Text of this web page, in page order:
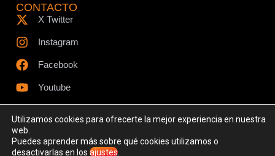
CONTACTO
X Twitter
Instagram
Facebook
Youtube
© Todos los derechos reservados - www.ciespodcast.es
Utilizamos cookies para ofrecerte la mejor experiencia en nuestra
web.
Puedes aprender más sobre qué cookies utilizamos o
desactivarlas en los ajustes